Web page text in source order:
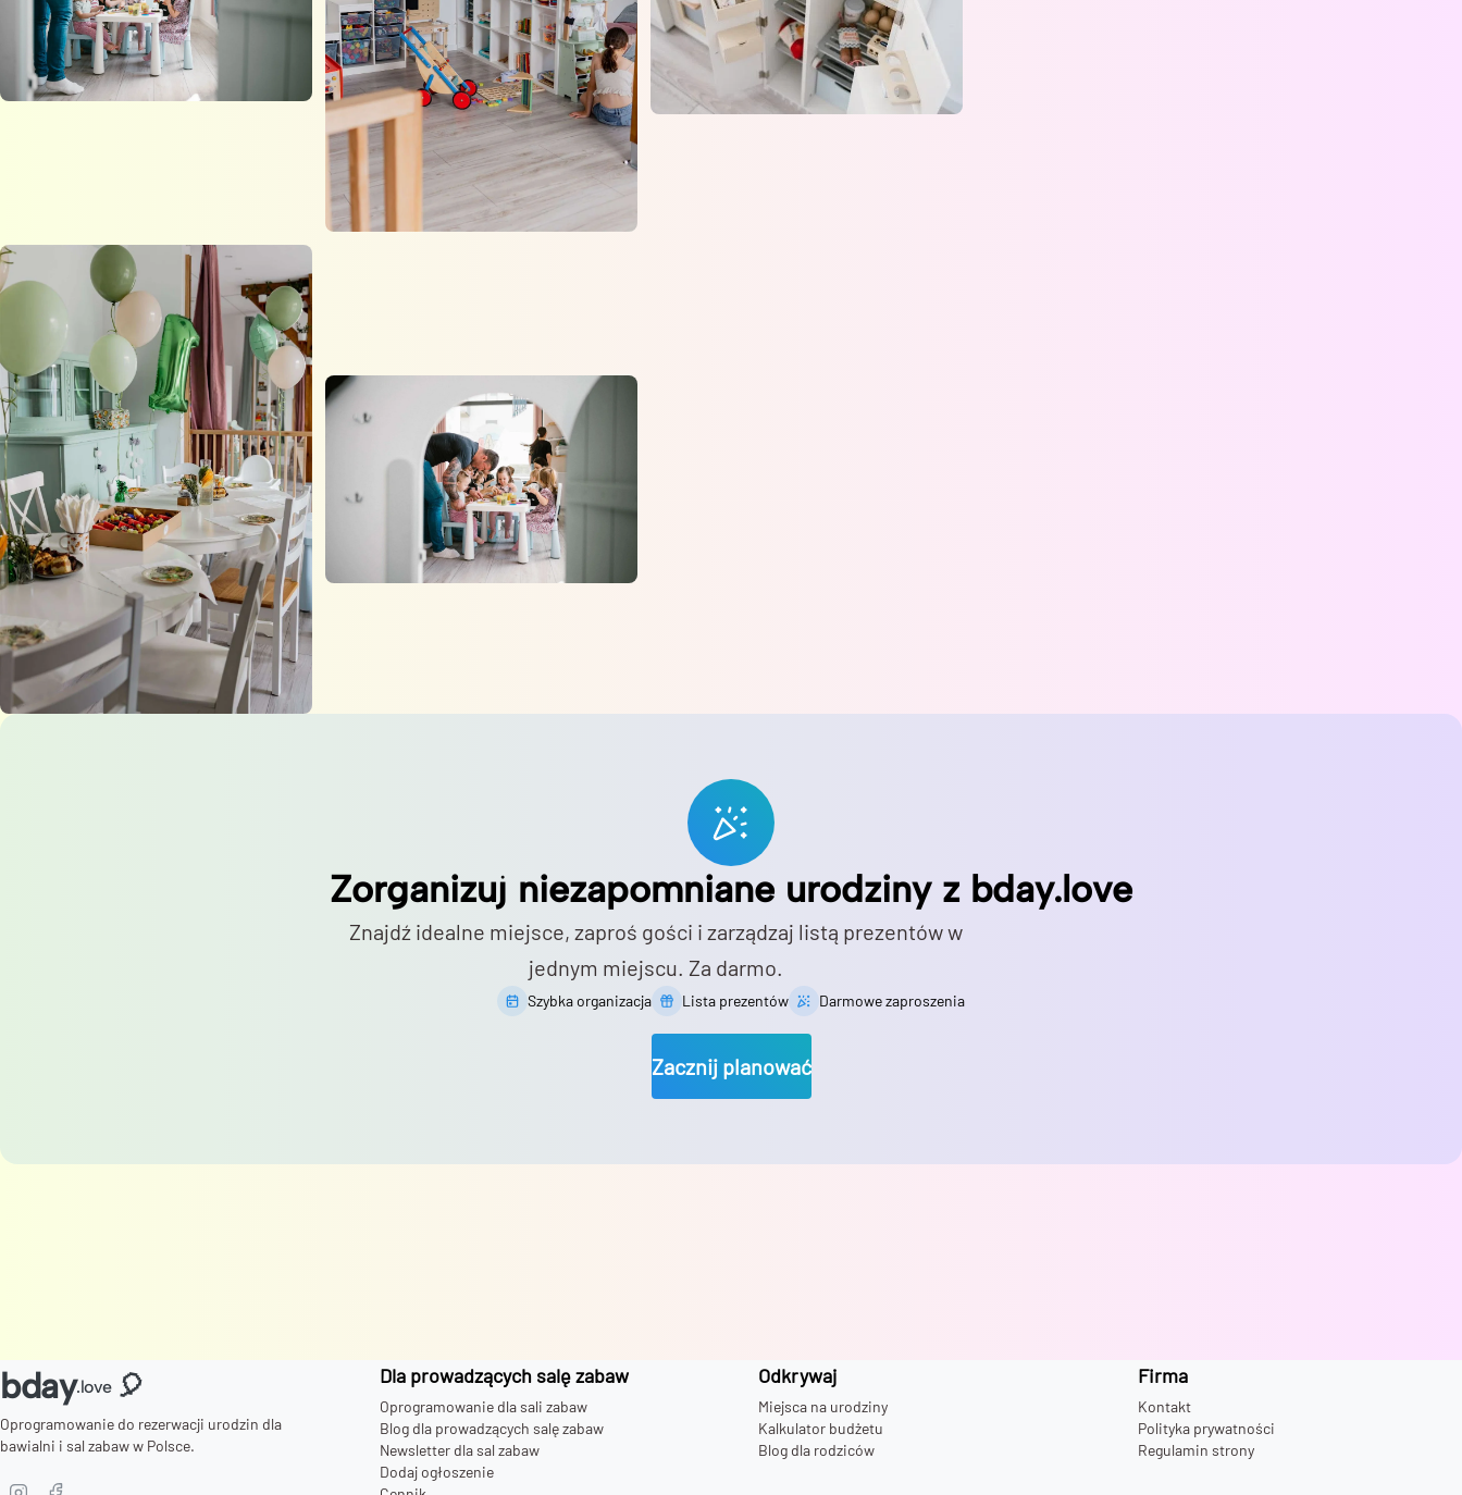
Zorganizuj niezapomniane urodziny z bday.love
Znajdź idealne miejsce, zaproś gości i zarządzaj listą prezentów w
jednym miejscu. Za darmo.
Szybka organizacja Lista prezentów Darmowe zaproszenia
Zacznij planować
bday.love 🎈
Oprogramowanie do rezerwacji urodzin dla
bawialni i sal zabaw w Polsce.
Dla prowadzących salę zabaw
Oprogramowanie dla sali zabaw
Blog dla prowadzących salę zabaw
Newsletter dla sal zabaw
Dodaj ogłoszenie
Odkrywaj
Miejsca na urodziny
Kalkulator budżetu
Blog dla rodziców
Firma
Kontakt
Polityka prywatności
Regulamin strony